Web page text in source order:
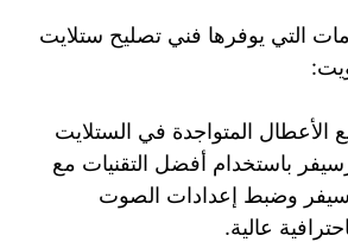
التي يوفرها فني تصليح ستلايت
الأعطال المتواجدة في الستلايت
باستخدام أفضل التقنيات مع
وضبط إعدادات الصوت
عالية.